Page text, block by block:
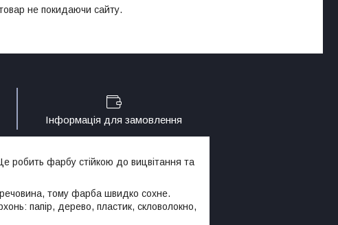
не покидаючи сайту.
Інформація для замовлення
робить фарбу стійкою до вицвітання та
тому фарба швидко сохне.
папір, дерево, пластик, скловолокно,